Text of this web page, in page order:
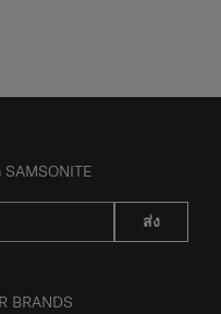
ส่ง
BRANDS